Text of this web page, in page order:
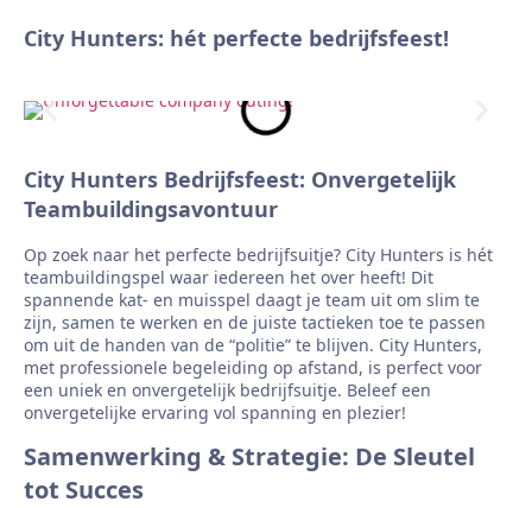
City Hunters: hét perfecte bedrijfsfeest!
City Hunters Bedrijfsfeest: Onvergetelijk
Teambuildingsavontuur
Op zoek naar het perfecte bedrijfsuitje? City Hunters is hét
teambuildingspel waar iedereen het over heeft! Dit
spannende kat- en muisspel daagt je team uit om slim te
zijn, samen te werken en de juiste tactieken toe te passen
om uit de handen van de “politie” te blijven. City Hunters,
met professionele begeleiding op afstand, is perfect voor
een uniek en onvergetelijk bedrijfsuitje. Beleef een
onvergetelijke ervaring vol spanning en plezier!
Samenwerking & Strategie: De Sleutel
tot Succes